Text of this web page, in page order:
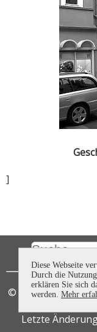
]
Diese Webseite
Durch die
erklären Sie sich
werden. Mehr
© 2026 -Sitemap-
Letzte